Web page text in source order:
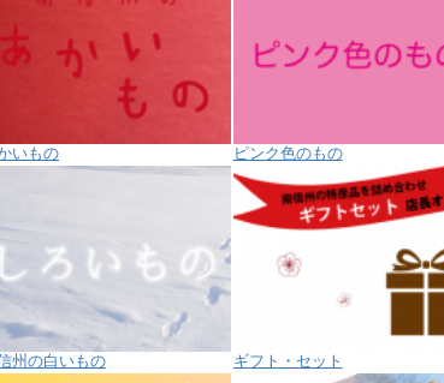
いもの ピンク色のもの
州の白いもの ギフト・セット